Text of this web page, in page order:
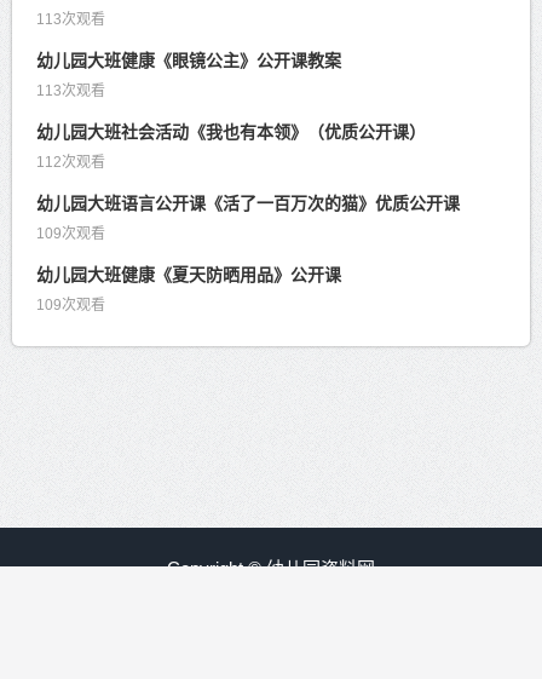
113次观看
幼儿园大班健康《眼镜公主》公开课教案
113次观看
幼儿园大班社会活动《我也有本领》（优质公开课）
112次观看
幼儿园大班语言公开课《活了一百万次的猫》优质公开课
109次观看
幼儿园大班健康《夏天防晒用品》公开课
109次观看
Copyright © 幼儿园资料网